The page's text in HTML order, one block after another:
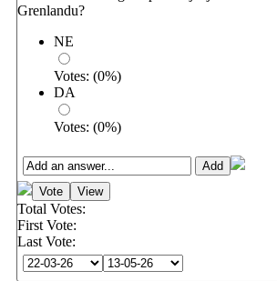
Grenlandu?
NE
Votes: (0%)
DA
Votes: (0%)
Total Votes:
First Vote:
Last Vote: